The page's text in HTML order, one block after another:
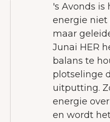
's Avonds is
energie
maar
Junai HER
balans te
plotselinge
uitputting.
energie
en wordt